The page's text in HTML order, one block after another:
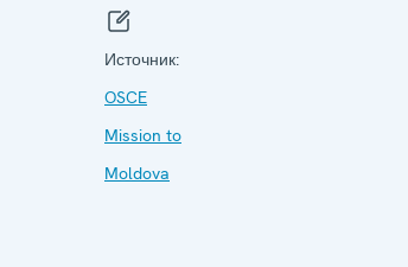
Источник:
OSCE
Mission to
Moldova